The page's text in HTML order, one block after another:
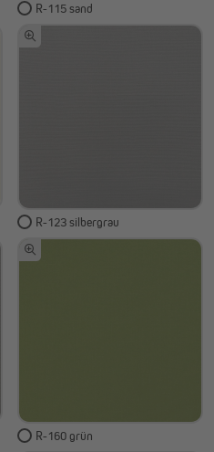
R-115 sand
R-123 silbergrau
R-160 grün